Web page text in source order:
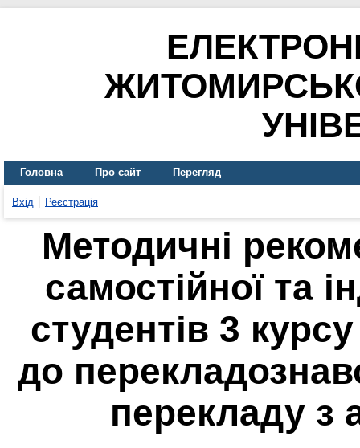
Головна Про сайт Перегляд
Вхід Реєстрація
Методичні
самостійної та
студентів 3
до
перекладу з